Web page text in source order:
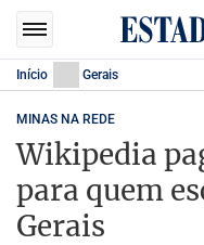
Início Gerais
MINAS NA REDE
Wikipedia
para quem
Gerais